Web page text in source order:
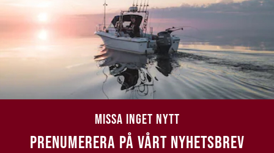
MISSA INGET NYTT
PRENUMERERA PÅ VÅRT NYHETSBREV